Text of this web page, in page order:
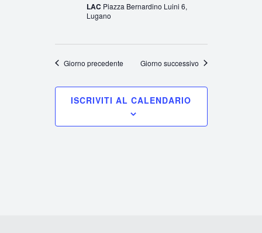
LAC Piazza Bernardino Luini 6,
Lugano
Giorno precedente Giorno successivo
ISCRIVITI AL CALENDARIO